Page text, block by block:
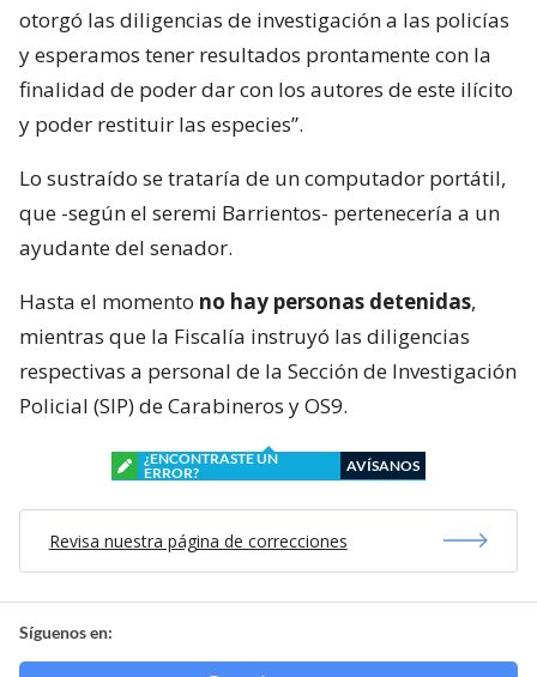
otorgó las diligencias de investigación a las policías
y esperamos tener resultados prontamente con la
finalidad de poder dar con los autores de este ilícito
y poder restituir las especies”.
Lo sustraído se trataría de un computador portátil,
que -según el seremi Barrientos- pertenecería a un
ayudante del senador.
Hasta el momento no hay personas detenidas,
mientras que la Fiscalía instruyó las diligencias
respectivas a personal de la Sección de Investigación
Policial (SIP) de Carabineros y OS9.
¿ENCONTRASTE UN
ERROR?
AVÍSANOS
Revisa nuestra página de correcciones
Síguenos en: